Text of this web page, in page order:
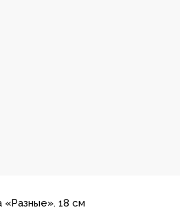
«Разные». 18 см